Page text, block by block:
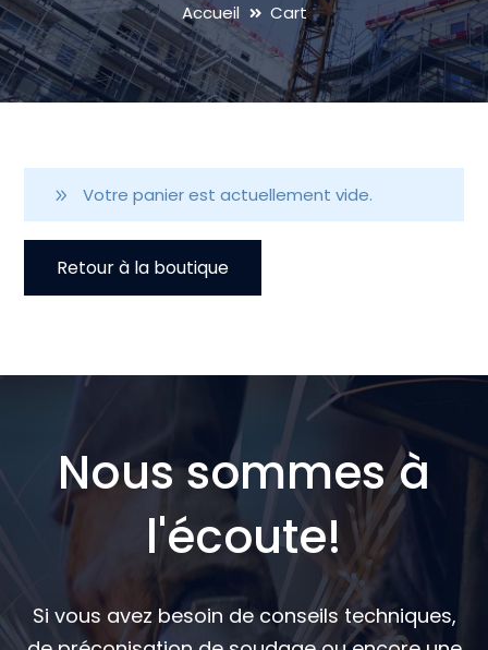
Accueil Cart
Votre panier est actuellement vide.
Retour à la boutique
Nous sommes à
l'écoute!
Si vous avez besoin de conseils techniques,